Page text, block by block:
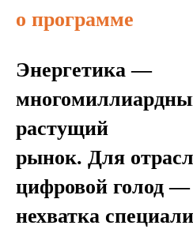
о программе
Энергетика —
растущий
рынок. Для
цифровой голод —
нехватка